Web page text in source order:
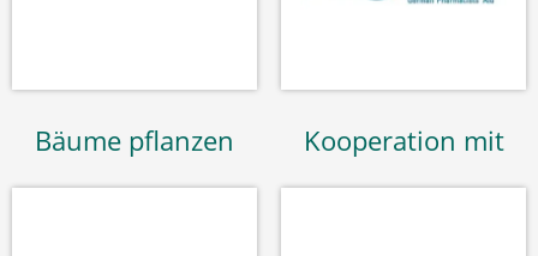
Bäume pflanzen Kooperation mit